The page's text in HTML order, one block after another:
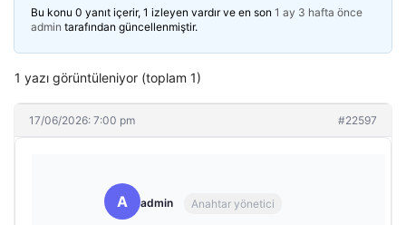
Bu konu 0 yanıt içerir, 1 izleyen vardır ve en son 1 ay 3 hafta önce
admin tarafından güncellenmiştir.
1 yazı görüntüleniyor (toplam 1)
17/06/2026: 7:00 pm #22597
A admin Anahtar yönetici